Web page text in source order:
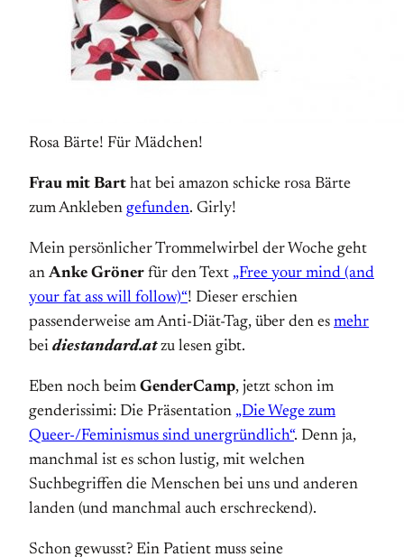
Rosa Bärte! Für Mädchen!
Frau mit Bart hat bei amazon schicke rosa Bärte
zum Ankleben gefunden. Girly!
Mein persönlicher Trommelwirbel der Woche geht
an Anke Gröner für den Text „Free your mind (and
your fat ass will follow)“! Dieser erschien
passenderweise am Anti-Diät-Tag, über den es mehr
bei diestandard.atzu lesen gibt.
Eben noch beim GenderCamp, jetzt schon im
genderissimi: Die Präsentation „Die Wege zum
Queer-/Feminismus sind unergründlich“. Denn ja,
manchmal ist es schon lustig, mit welchen
Suchbegriffen die Menschen bei uns und anderen
landen (und manchmal auch erschreckend).
Schon gewusst? Ein Patient muss seine